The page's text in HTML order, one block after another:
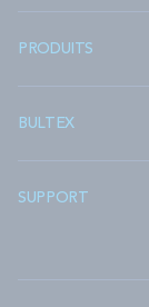
PRODUITS
BULTEX
SUPPORT